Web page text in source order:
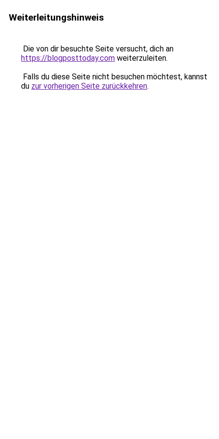
Weiterleitungshinweis
Die von dir besuchte Seite versucht, dich an
https://blogposttoday.com weiterzuleiten.
Falls du diese Seite nicht besuchen möchtest, kannst
du zur vorherigen Seite zurückkehren.